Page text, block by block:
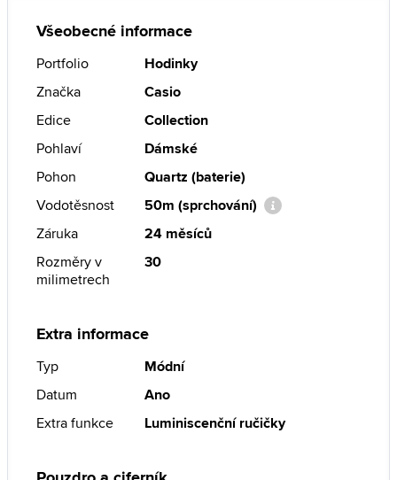
Všeobecné informace
Portfolio
Hodinky
Značka
Casio
Edice
Collection
Pohlaví
Dámské
Pohon
Quartz (baterie)
Vodotěsnost
50m (sprchování)
Záruka
24 měsíců
Rozměry v
milimetrech
30
Extra informace
Typ
Módní
Datum
Ano
Extra funkce
Luminiscenční ručičky